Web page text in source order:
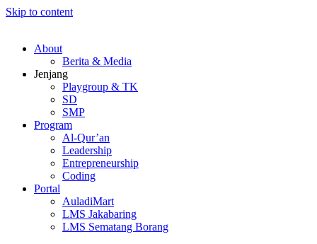
Skip to content
About
Berita & Media
Jenjang
Playgroup & TK
SD
SMP
Program
Al-Qur’an
Leadership
Entrepreneurship
Coding
Portal
AuladiMart
LMS Jakabaring
LMS Sematang Borang